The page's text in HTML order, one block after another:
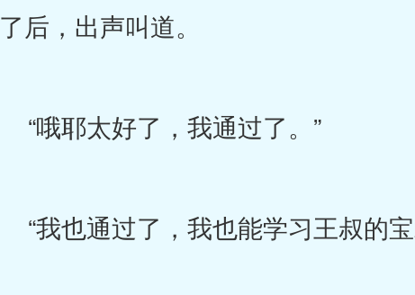
了后，出声叫道。
“哦耶太好了，我通过了。”
“我也通过了，我也能学习王叔的